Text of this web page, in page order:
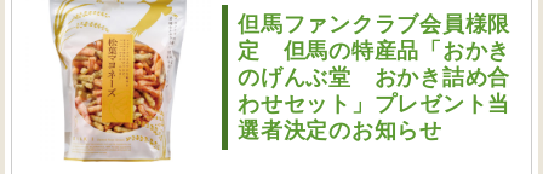
但馬ファンクラブ会員様限
定 但馬の特産品「おかき
のげんぶ堂 おかき詰め合
わせセット」プレゼント当
選者決定のお知らせ